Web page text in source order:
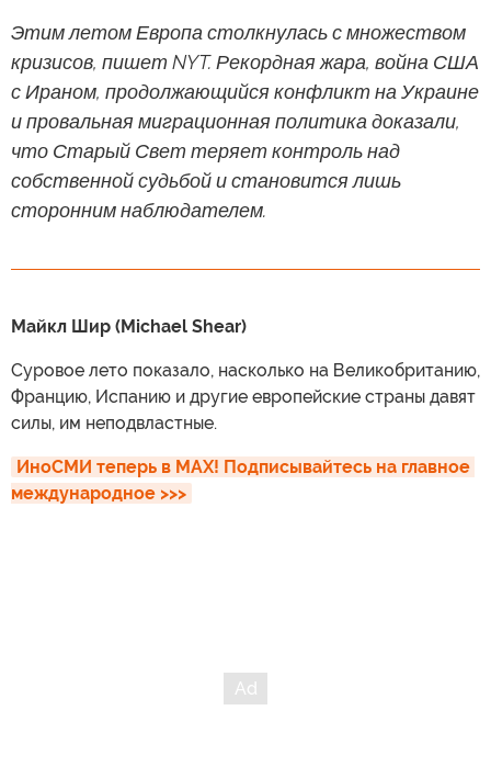
Этим летом Европа столкнулась с множеством
кризисов, пишет NYT. Рекордная жара, война США
с Ираном, продолжающийся конфликт на Украине
и провальная миграционная политика доказали,
что Старый Свет теряет контроль над
собственной судьбой и становится лишь
сторонним наблюдателем.
Майкл Шир (Michael Shear)
Суровое лето показало, насколько на Великобританию,
Францию, Испанию и другие европейские страны давят
силы, им неподвластные.
ИноСМИ теперь в MAX! Подписывайтесь на главное
международное >>>